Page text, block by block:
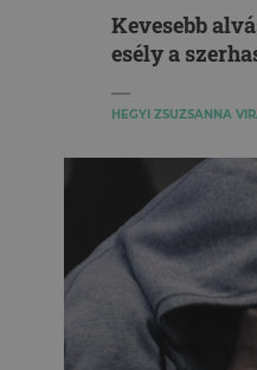
Kevesebb
esély a
HEGYI ZSUZSANNA